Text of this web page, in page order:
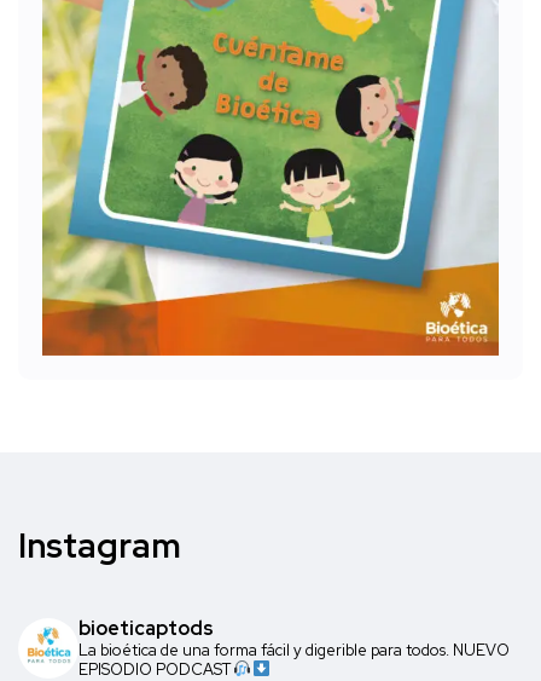
Instagram
bioeticaptods
La bioética de una forma fácil y digerible para todos. NUEVO
EPISODIO PODCAST